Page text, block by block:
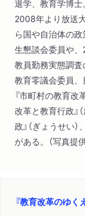
第４章 揺れる教
地方分権改革と教
教育委員会制度の
第５章 新たな教
改革課題
教育委員会制度
教育特定交付金と
終章 期待と不安
退学、教育学博士
2008年より放送
ら国や自治体の
生懇談会委員や
教員勤務実態調
教育零議会委員、
『市町村の教育改
改革と教育行政』
政』（ぎょうせい
がある。（写真提
『教育改革のゆく